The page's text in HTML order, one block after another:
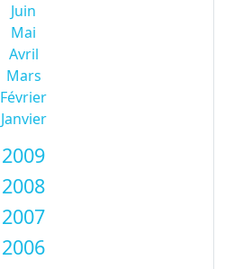
Juin
Mai
Avril
Mars
Février
Janvier
2009
2008
2007
2006